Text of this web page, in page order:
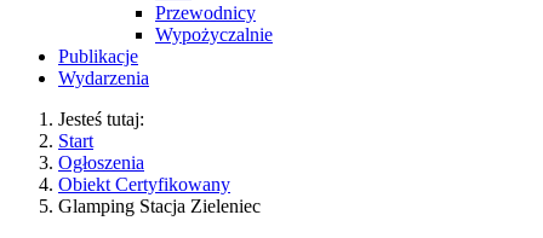
Przewodnicy
Wypożyczalnie
Publikacje
Wydarzenia
Jesteś tutaj:
Start
Ogłoszenia
Obiekt Certyfikowany
Glamping Stacja Zieleniec